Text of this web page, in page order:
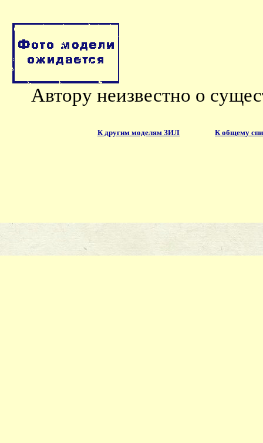
Автору неизвестно о
К другим моделям ЗИЛ К общему